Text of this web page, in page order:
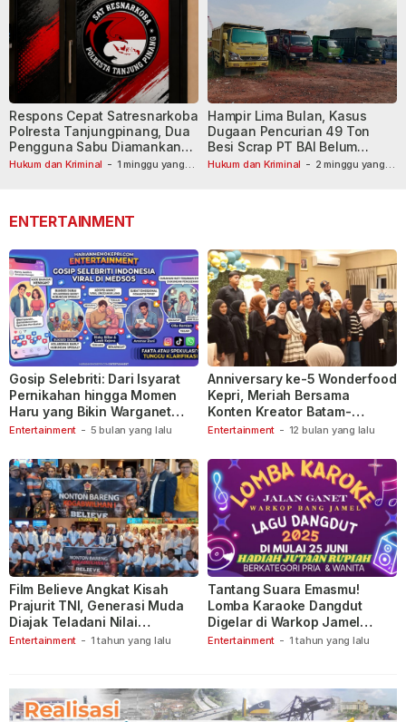
Hukum dan Kriminal - 1 minggu yang
Respons Cepat Satresnarkoba
Polresta Tanjungpinang, Dua
Pengguna Sabu Diamankan
Usai Dilaporkan ke Call Center
Hukum dan Kriminal - 2 minggu yang
Hampir Lima Bulan, Kasus
Dugaan Pencurian 49 Ton
Besi Scrap PT BAI Belum
Tetapkan Tersangka
ENTERTAINMENT
Entertainment - 5 bulan yang lalu
Gosip Selebriti: Dari Isyarat
Pernikahan hingga Momen
Haru yang Bikin Warganet
Berspekulasi
Entertainment - 12 bulan yang lalu
Anniversary ke-5 Wonderfood
Kepri, Meriah Bersama
Konten Kreator Batam-
Tanjungpinang
Entertainment - 1 tahun yang lalu
Film Believe Angkat Kisah
Prajurit TNI, Generasi Muda
Diajak Teladani Nilai
Keberanian
Entertainment - 1 tahun yang lalu
Tantang Suara Emasmu!
Lomba Karaoke Dangdut
Digelar di Warkop Jamel
Ganet